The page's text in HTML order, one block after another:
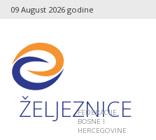
09 August 2026 godine
ŽELJEZNICE
FEDERACIJE
BOSNE I
HERCEGOVINE